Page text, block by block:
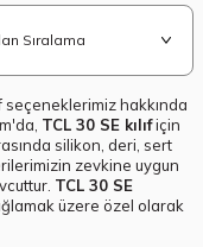
seçeneklerimiz hakkında
TCL 30 SE kılıfiçin
silikon, deri, sert
zevkine uygun
TCL 30 SE
üzere özel olarak